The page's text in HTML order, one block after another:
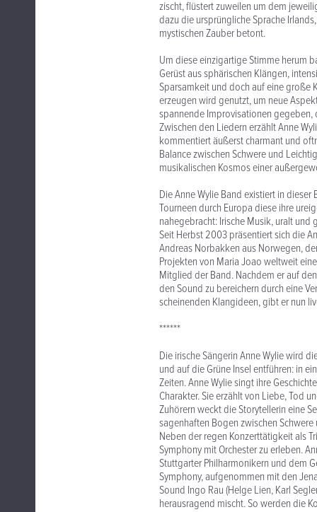
zischt, flüstert zuweilen um dem
dazu die ursprüngliche Sprache
mystischen Zauber betont.
Um diese einzigartige Stimme herum
Gerüst aus sphärischen Klängen,
Sparsamkeit und doch auf eine große
erzeugen wird genutzt, um neue
spannende Improvisationen
Zwischen den Liedern erzählt Anne
kommentiert äußerst charmant und
Balance zwischen Schwere und
musikalischen Kosmos einer
Die Anne Wylie Band existiert in
Tourneen durch Europa diese ihre
nahegebracht: Irische Musik, uralt und
Seit Herbst 2003 präsentiert sich die
Andreas Norbakken aus Norwegen,
Projekten von Maria Joao weltweit
Mitglied der Band. Nachdem er auf
den Sound zu bereichern durch eine
scheinenden Klangideen, gibt er nun
******
Die irische Sängerin Anne Wylie wird
und auf die Grüne Insel entführen: in
Zeiten. Anne Wylie singt ihre
Charakter. Sie erzählt von Liebe, Tod
Zuhörern weckt die Storytellerin eine
sagenhaften Bogen zwischen
Neben der regen Konzerttätigkeit als
Symphony mit Orchester zu erleben.
Stuttgarter Philharmonikern und dem
Symphony, aufgenommen mit den
Sound Ingo Rau (Helge Lien, Karl
herausragend mischt. So werden die